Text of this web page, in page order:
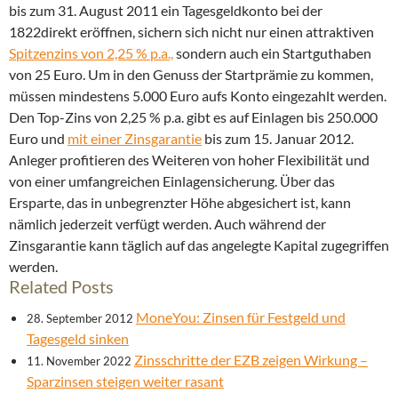
bis zum 31. August 2011 ein Tagesgeldkonto bei der
1822direkt eröffnen, sichern sich nicht nur einen attraktiven
Spitzenzins von 2,25 % p.a.,sondern auch ein Startguthaben
von 25 Euro. Um in den Genuss der Startprämie zu kommen,
müssen mindestens 5.000 Euro aufs Konto eingezahlt werden.
Den Top-Zins von 2,25 % p.a. gibt es auf Einlagen bis 250.000
Euro und mit einer Zinsgarantie bis zum 15. Januar 2012.
Anleger profitieren des Weiteren von hoher Flexibilität und
von einer umfangreichen Einlagensicherung. Über das
Ersparte, das in unbegrenzter Höhe abgesichert ist, kann
nämlich jederzeit verfügt werden. Auch während der
Zinsgarantie kann täglich auf das angelegte Kapital zugegriffen
werden.
Related Posts
28. September 2012 MoneYou: Zinsen für Festgeld und
Tagesgeld sinken
11. November 2022 Zinsschritte der EZB zeigen Wirkung –
Sparzinsen steigen weiter rasant